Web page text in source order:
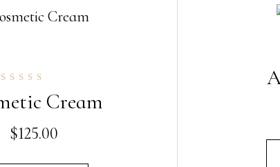
Rated
5.00
out of 5
Cream
$125.00